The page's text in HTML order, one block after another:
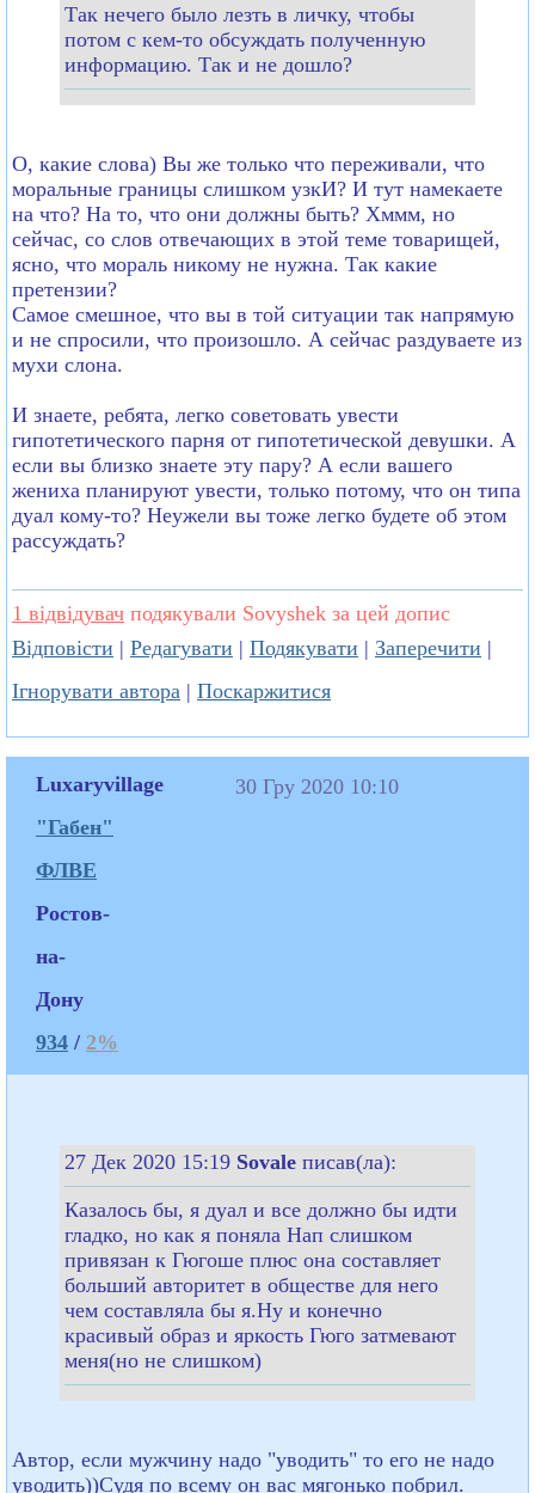
Так нечего было лезть в личку, чтобы
потом с кем-то обсуждать полученную
информацию. Так и не дошло?
О, какие слова) Вы же только что переживали, что
моральные границы слишком узкИ? И тут намекаете
на что? На то, что они должны быть? Хммм, но
сейчас, со слов отвечающих в этой теме товарищей,
ясно, что мораль никому не нужна. Так какие
претензии?
Самое смешное, что вы в той ситуации так напрямую
и не спросили, что произошло. А сейчас раздуваете из
мухи слона.
И знаете, ребята, легко советовать увести
гипотетического парня от гипотетической девушки. А
если вы близко знаете эту пару? А если вашего
жениха планируют увести, только потому, что он типа
дуал кому-то? Неужели вы тоже легко будете об этом
рассуждать?
1 відвідувач подякували Sovyshek за цей допис
Відповісти | Редагувати | Подякувати | Заперечити |
Ігнорувати автора | Поскаржитися
Luxaryvillage
"Габен"
ФЛВЕ
Ростов-
на-
Дону
934 / 2%
30 Гру 2020 10:10
27 Дек 2020 15:19 Sovale писав(ла):
Казалось бы, я дуал и все должно бы идти
гладко, но как я поняла Нап слишком
привязан к Гюгоше плюс она составляет
больший авторитет в обществе для него
чем составляла бы я.Ну и конечно
красивый образ и яркость Гюго затмевают
меня(но не слишком)
Автор, если мужчину надо "уводить" то его не надо
уводить))Судя по всему он вас мягонько побрил.